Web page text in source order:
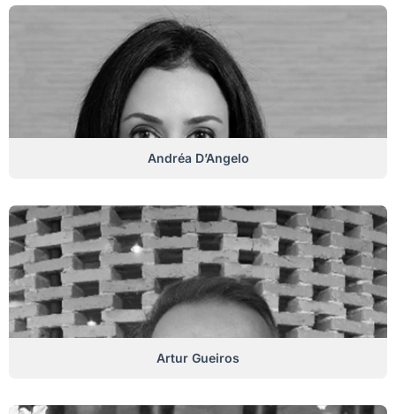
Andréa D’Angelo
Artur Gueiros